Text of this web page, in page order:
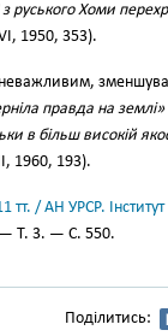
руського Хоми
1950, 353).
правда на землі»
в більш високій
1960, 193).
тт. / АН УРСР.
— Т. 3. — С. 550.
Поділитись: